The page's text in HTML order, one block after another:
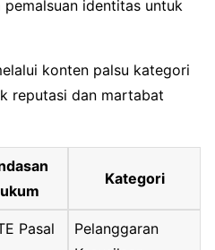
identitas untuk
konten palsu kategori
reputasi dan martabat
Kategori
Pasal
Pelanggaran